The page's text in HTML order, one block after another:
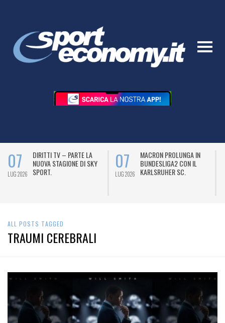
07
LUG 2026
DIRITTI TV – PARTE LA
NUOVA STAGIONE DI SKY
SPORT.
07
LUG 2026
MACRON PROLUNGA IN
BUNDESLIGA2 CON IL
KARLSRUHER SC.
ALL POSTS TAGGED
TRAUMI CEREBRALI